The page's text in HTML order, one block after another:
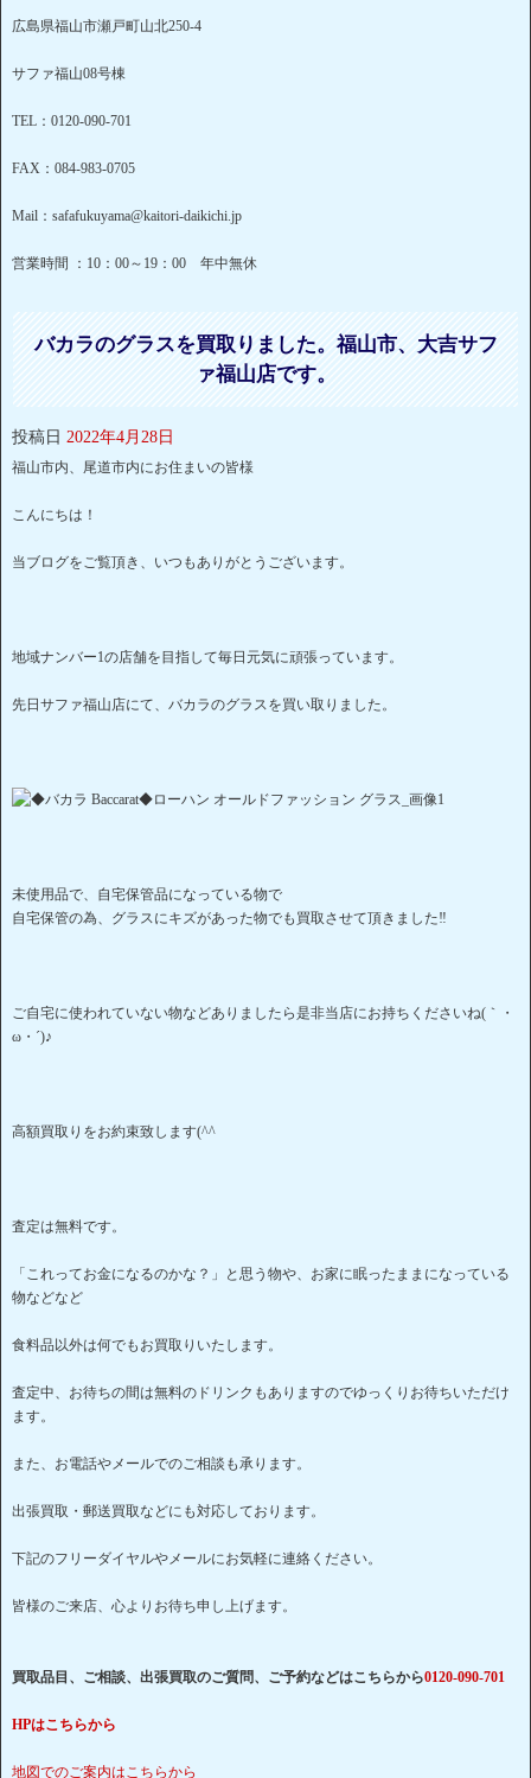
広島県福山市瀬戸町山北250-4
サファ福山08号棟
TEL：0120-090-701
FAX：084-983-0705
Mail：safafukuyama@kaitori-daikichi.jp
営業時間 ：10：00～19：00 年中無休
バカラのグラスを買取りました。福山市、大吉サフ
ァ福山店です。
投稿日 2022年4月28日
福山市内、尾道市内にお住まいの皆様
こんにちは！
当ブログをご覧頂き、いつもありがとうございます。
地域ナンバー1の店舗を目指して毎日元気に頑張っています。
先日サファ福山店にて、バカラのグラスを買い取りました。
未使用品で、自宅保管品になっている物で
自宅保管の為、グラスにキズがあった物でも買取させて頂きました‼
ご自宅に使われていない物などありましたら是非当店にお持ちくださいね(｀・
ω・´)♪
高額買取りをお約束致します(^^
査定は無料です。
「これってお金になるのかな？」と思う物や、お家に眠ったままになっている
物などなど
食料品以外は何でもお買取りいたします。
査定中、お待ちの間は無料のドリンクもありますのでゆっくりお待ちいただけ
ます。
また、お電話やメールでのご相談も承ります。
出張買取・郵送買取などにも対応しております。
下記のフリーダイヤルやメールにお気軽に連絡ください。
皆様のご来店、心よりお待ち申し上げます。
買取品目、ご相談、出張買取のご質問、ご予約などはこちらから0120-090-701
HPはこちらから
地図でのご案内はこちらから